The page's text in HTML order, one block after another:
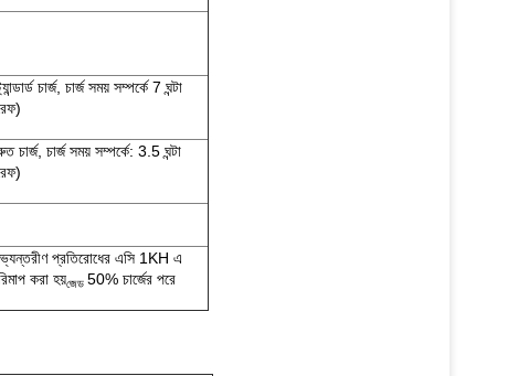
চার্জ, চার্জ সময় সম্পর্কে 7 ঘন্টা
চার্জ, চার্জ সময় সম্পর্কে: 3.5 ঘন্টা
প্রতিরোধের এসি 1KH এ
করা হয়জেড 50% চার্জের পরে